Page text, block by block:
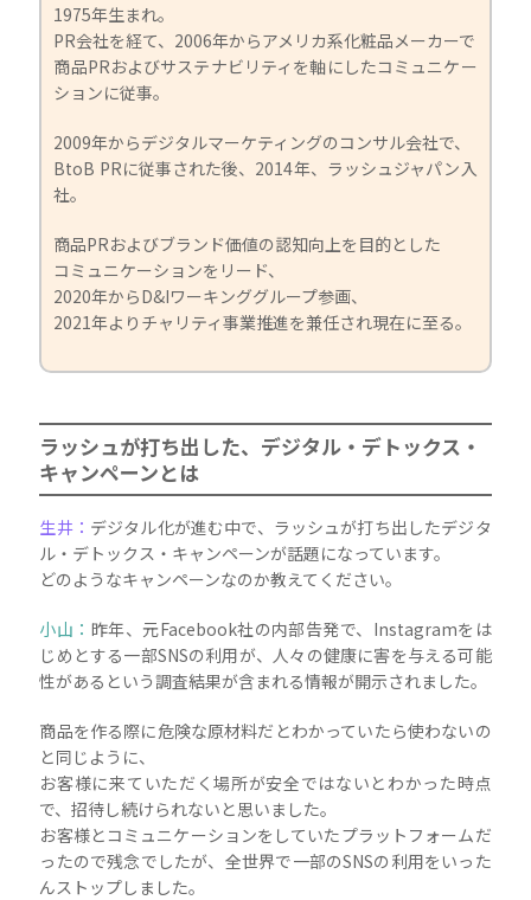
1975年生まれ。
PR会社を経て、2006年からアメリカ系化粧品メーカーで
商品PRおよびサステナビリティを軸にしたコミュニケー
ションに従事。
2009年からデジタルマーケティングのコンサル会社で、
BtoB PRに従事された後、2014年、ラッシュジャパン入
社。
商品PRおよびブランド価値の認知向上を目的とした
コミュニケーションをリード、
2020年からD&Iワーキンググループ参画、
2021年よりチャリティ事業推進を兼任され現在に至る。
ラッシュが打ち出した、デジタル・デトックス・
キャンペーンとは
生井： デジタル化が進む中で、ラッシュが打ち出したデジタ
ル・デトックス・キャンペーンが話題になっています。
どのようなキャンペーンなのか教えてください。
小山： 昨年、元Facebook社の内部告発で、Instagramをは
じめとする一部SNSの利用が、人々の健康に害を与える可能
性があるという調査結果が含まれる情報が開示されました。
商品を作る際に危険な原材料だとわかっていたら使わないの
と同じように、
お客様に来ていただく場所が安全ではないとわかった時点
で、招待し続けられないと思いました。
お客様とコミュニケーションをしていたプラットフォームだ
ったので残念でしたが、全世界で一部のSNSの利用をいった
んストップしました。